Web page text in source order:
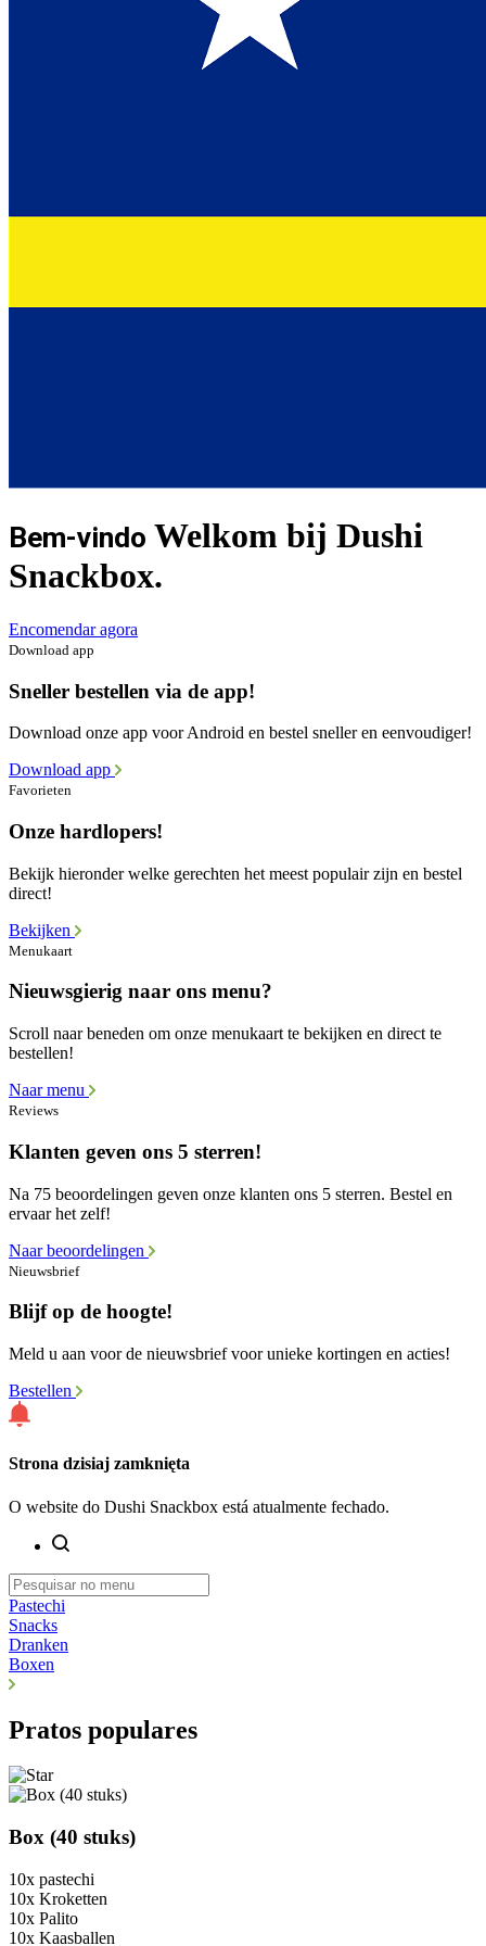
Bem-vindo Welkom bij Dushi
Snackbox.
Encomendar agora
Download app
Sneller bestellen via de app!
Download onze app voor Android en bestel sneller en eenvoudiger!
Download app
Favorieten
Onze hardlopers!
Bekijk hieronder welke gerechten het meest populair zijn en bestel
direct!
Bekijken
Menukaart
Nieuwsgierig naar ons menu?
Scroll naar beneden om onze menukaart te bekijken en direct te
bestellen!
Naar menu
Reviews
Klanten geven ons 5 sterren!
Na 75 beoordelingen geven onze klanten ons 5 sterren. Bestel en
ervaar het zelf!
Naar beoordelingen
Nieuwsbrief
Blijf op de hoogte!
Meld u aan voor de nieuwsbrief voor unieke kortingen en acties!
Bestellen
Strona dzisiaj zamknięta
O website do Dushi Snackbox está atualmente fechado.
Pastechi
Snacks
Dranken
Boxen
Pratos populares
Box (40 stuks)
10x pastechi
10x Kroketten
10x Palito
10x Kaasballen